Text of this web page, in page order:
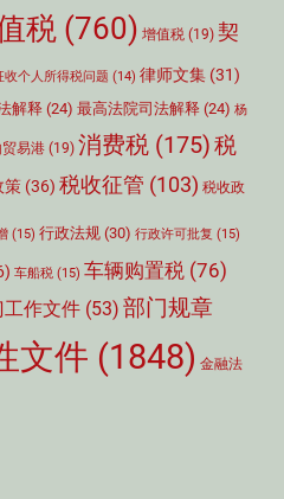
税 (760) 增值税 (19) 契
收个人所得税问题 (14) 律师文集 (31)
解释 (24) 最高法院司法解释 (24) 杨
易港 (19) 消费税 (175)税
策 (36) 税收征管 (103) 税收政
(15) 行政法规 (30) 行政许可批复 (15)
车船税 (15) 车辆购置税 (76)
工作文件 (53) 部门规章
文件 (1848) 金融法